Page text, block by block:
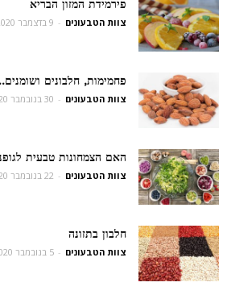
פירמידת המזון הבריא
צוות הטבעונים - 9 בדצמבר 2020
פחמימות, חלבונים
צוות הטבעונים - 30 בנובמבר 2020
האם הצמחונות טבעית
צוות הטבעונים - 22 בנובמבר 2020
חלבון בתזונה
צוות הטבעונים - 5 בנובמבר 2020